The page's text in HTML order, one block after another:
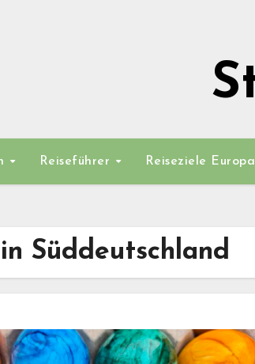
Reiseführer Reiseziele Europa
Süddeutschland